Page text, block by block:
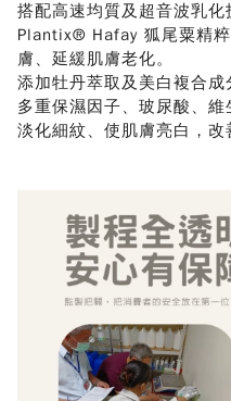
搭配高速均質及超音波乳
Plantix® Hafay 狐尾粟精
膚、延緩肌膚老化。
添加牡丹萃取及美白複合成
多重保濕因子、玻尿酸、維
淡化細紋、使肌膚亮白，改